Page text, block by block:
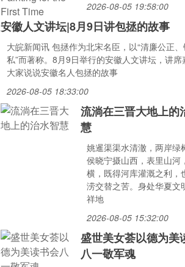
2026-08-05 19:58:00
安徽人文讲坛|8月9日讲包拯的故事
大皖新闻讯 包拯作为北宋名臣，以“清廉公正
私”而著称。8月9日举行的安徽人文讲坛，讲席
大家说说安徽名人包拯的故事
2026-08-05 18:33:00
流淌在三晋大地上的
慧
姚暹渠渠水清澈，两岸绿
侯晓宁摄山西，表里山河
横，既得河库灌溉之利，
涝交替之苦。身处华夏文
祥地
2026-08-05 15:32:00
盛世美女荟以德为美
八一敬军魂